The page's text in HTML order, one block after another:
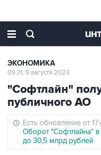
ЭКОНОМИКА
09:31, 9 августа 2023
"Софтлайн"
публичного АО
Есть обновление от
Оборот "Софтлайна" в
до 30,5 млрд рублей